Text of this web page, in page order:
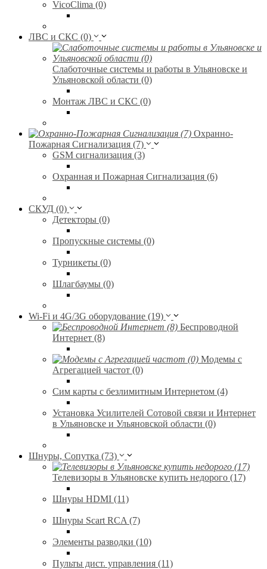
VicoClima (0)
ЛВС и СКС (0)
Слаботочные системы и работы в Ульяновске и
Ульяновской области (0)
Монтаж ЛВС и СКС (0)
Охранно-
Пожарная Сигнализация (7)
GSM сигнализация (3)
Охранная и Пожарная Сигнализация (6)
СКУД (0)
Детекторы (0)
Пропускные системы (0)
Турникеты (0)
Шлагбаумы (0)
Wi-Fi и 4G/3G оборудование (19)
Беспроводной
Интернет (8)
Модемы с
Агрегацией частот (0)
Сим карты с безлимитным Интернетом (4)
Установка Усилителей Сотовой связи и Интернет
в Ульяновске и Ульяновской области (0)
Шнуры, Сопутка (73)
Телевизоры в Ульяновске купить недорого (17)
Шнуры HDMI (11)
Шнуры Scart RCA (7)
Элементы разводки (10)
Пульты дист. управления (11)